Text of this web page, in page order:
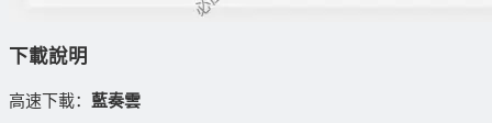
下載說明
高速下載： 藍奏雲